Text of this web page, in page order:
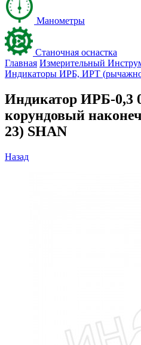
Манометры
Станочная оснастка
Главная Измерительный
Индикаторы ИРБ, ИРТ
Индикатор ИРБ-0,3
корундовый
23) SHAN
Назад